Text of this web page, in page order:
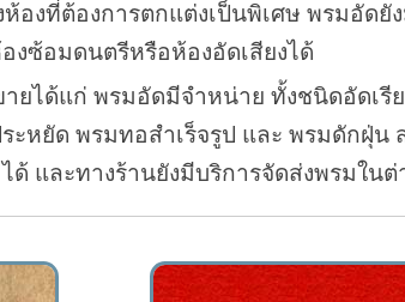
องที่ต้องการตกแต่งเป็นพิเศษ พรมอัดยั
งซ้อมดนตรีหรือห้องอัดเสียงได้
ยได้แก่ พรมอัดมีจำหน่าย ทั้งชนิดอัดเ
ะหยัด พรมทอสำเร็จรูป และ พรมดักฝุ่
ด้ และทางร้านยังมีบริการจัดส่งพรมในต่